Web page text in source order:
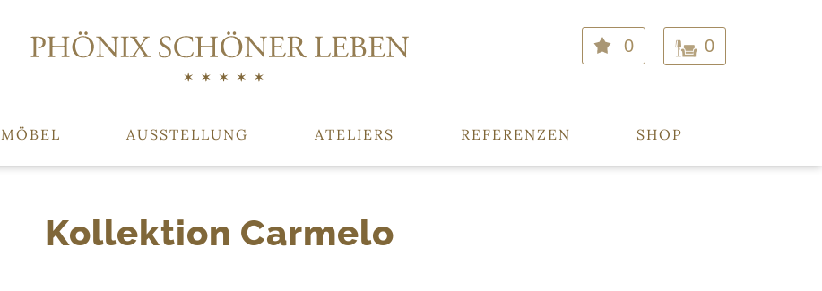
0
0
MÖBEL AUSSTELLUNG ATELIERS REFERENZEN SHOP
Kollektion Carmelo